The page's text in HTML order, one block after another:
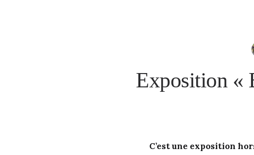
Exposition «
C’est une exposition